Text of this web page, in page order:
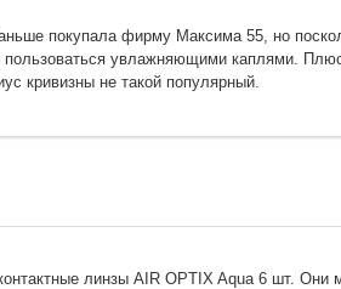
покупала фирму Максима 55, но
увлажняющими каплями.
кривизны не такой популярный.
линзы AIR OPTIX Aqua 6 шт. Они